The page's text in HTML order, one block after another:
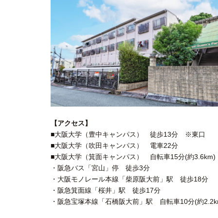
【アクセス】
■大阪大学（豊中キャンパス） 徒歩13分 ※東口
■大阪大学（吹田キャンパス） 電車22分
■大阪大学（箕面キャンパス） 自転車15分(約3.6km)
・阪急バス「宮山」停 徒歩3分
・大阪モノレール本線「柴原阪大前」駅 徒歩18分
・阪急箕面線「桜井」駅 徒歩17分
・阪急宝塚本線「石橋阪大前」駅 自転車10分(約